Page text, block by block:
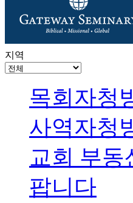
지역
목회자청
사역자청
교회 부동
팝니다